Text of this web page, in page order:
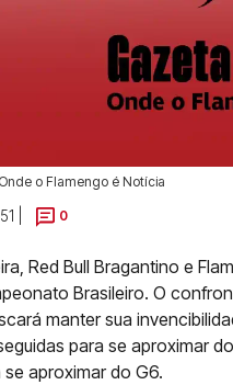
o Flamengo é Notícia
| 0
Red Bull Bragantino e
Brasileiro. O
manter sua
para se aproximar
aproximar do G6.